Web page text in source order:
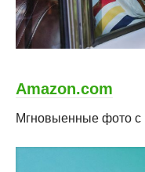
Amazon.com
Мгновыенные фото c